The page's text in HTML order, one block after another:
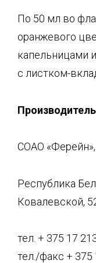
По 50 мл во
оранжевого
капельницами
с листком-
Производитель
СОАО «Ферейн»,
Республика
Ковалевской,
тел. + 375 17
тел./факс + 375